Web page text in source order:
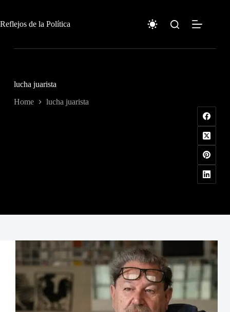
content
Reflejos de la Política
lucha juarista
Home lucha juarista